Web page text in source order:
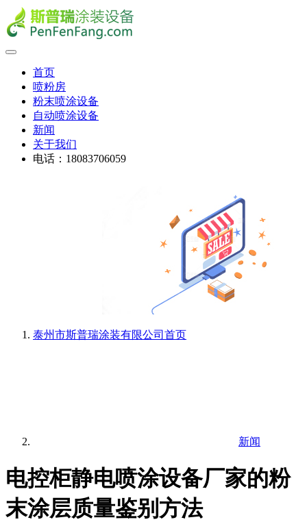
首页
喷粉房
粉末喷涂设备
自动喷涂设备
新闻
关于我们
电话：18083706059
泰州市斯普瑞涂装有限公司 首页
新闻
电控柜静电喷涂设备厂家的粉
末涂层质量鉴别方法